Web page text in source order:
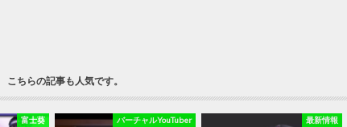
こちらの記事も人気です。
富士葵 バーチャルYouTuber 最新情報